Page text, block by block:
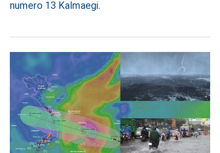
numero 13 Kalmaegi.